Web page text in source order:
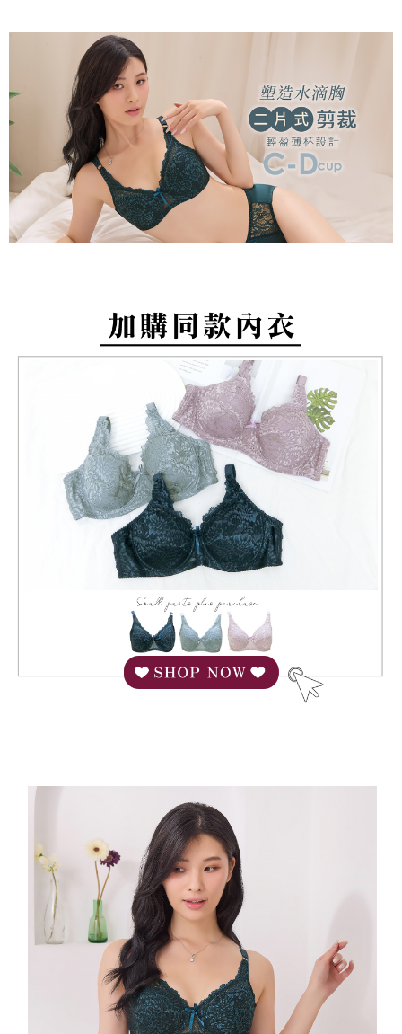
3. 实际核准额度、可分期数及费用金额请依后续交易确认页面所载为准。
4. 订单成立30分钟内，如未前往确认交易或遇审核未通过，订单将自动取
消。如遇 “转专审核”未通过状况，表示未达系统评分，恕无法说明评估内
【缴款方式说明】
1. 分期款项不并入电信账单，“大哥付你分期”于每月结算日后寄送缴费提醒
2. 通过短信链接打开账单后，可选择 “超商条码／台湾大直营门市／银行转
账／街口支付／iPASS MONEY”等通路缴费。
【注意事项】
1. 本服务系由 “台湾大哥大股份有限公司”所提供，让用户于交易时，得通过
本服务购买商品或服务，并由商店将买卖／分期付款买卖价金债权让与本公
3. 完整用户服务条款，请详阅以下链接：https://oppay.tw/userRule
窗。
2. 進行簡訊驗證之後，即可完成結帳手續。
3. 訂單確認後不需事先繳費，商品會配送至您的指定地址。
4. 下訂完成後，您的手機會收到一封繳費通知簡訊，APP會員則會收到
AFTEE APP推播通知。
5. 收到商品當下無需繳費，確認無誤後，請再利用繳費通知簡訊或AFTEE
APP於四大便利商店‧ATM/網銀等方式進行付款。
請留意繳費期限為 14 天。唯有下載 AFTEE App 成為 AFTEE 會員者方能享
有最長 45 天內付款之服務。
繳費期限，為商家向您請款的時間，再加上使用AFTEE可延長的天數所計算
出。使用AFTEE下訂可以延長您收到商品前的繳費天數，但無法保證一定能
夠在期限內收到商品(例如:預購商品或預計到貨時間較長者)。因此無論收到
2. 結帳金額須大於NT$30
3. 目前僅支援台灣會員
「AFTEE先享後付」(下稱本服務)乃由恩沛科技股份有限公司(下稱 AFTEE )
所提供，並由 AFTEE 向您收取款項。因使用本服務所須提供之個人資料(包
含但不限於訂購人姓名、電話，收件人姓名、電話、收件地址)，將交付予
AFTEE 於本服務必要服務範圍內運用。關於 AFTEE 對於個人資料之蒐集、
處理、利用，詳參 AFTEE 官網之『個人資料蒐集、處理及利用告知聲明』
https://aftee.tw/privacypolicy/）。
若款項超過繳費期限，將根據當次的金額加收年利率 16% 的逾期滯納金。
未成年的使用者，請事先徵得法定代理人或監護人之同意方可使用
若您對於個人資料之處理、利用有任何疑問，或欲行使相關法律權利，請聯
繫恩沛科技股份有限公司。若您不同意我們將上開所示之個人資料，連同必
要之購買訂單資訊提供予 AFTEE ，或讓 AFTEE 蒐集處理利用您的個人資
相关说明
「Hami Point」为中华电信所提供之积分服务，可于会员专区绑定中华电信
会员账号后，即可在购物车使用 Hami Point 折抵消费金额（1点等于1
货到付款
运送方式
全家取貨付款
每笔NT$80，满NT$499(含以上)免运费
付款後全家取貨
每笔NT$80，满NT$799(含以上)免运费
付款後萊爾富取貨
每笔NT$80，满NT$799(含以上)免运费
每笔NT$80，满NT$799(含以上)免运费
付款後7-11取貨
每笔NT$80，满NT$799(含以上)免运费
7-11取貨(快速到店)
每笔NT$80，满NT$890(含以上)免运费